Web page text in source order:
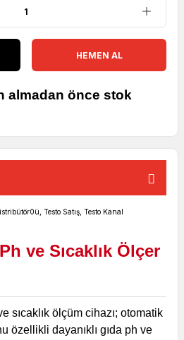
HEMEN AL
almadan önce stok
ve Sıcaklık Ölçer
sıcaklık ölçüm cihazı; otomatik
özellikli dayanıklı gıda ph ve